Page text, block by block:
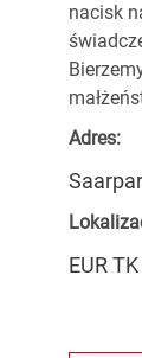
nacisk
Adres:
EUR